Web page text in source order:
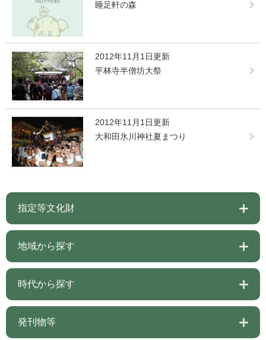
睡足軒の森
2012年11月1日更新
平林寺半僧坊大祭
2012年11月1日更新
大和田氷川神社夏まつり
指定等文化財
地域から探す
時代から探す
発刊物等